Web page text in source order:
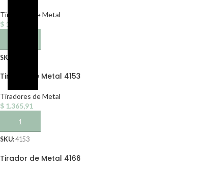
Tiradores de Metal
$ 1.365,91
SKU:
Tirador de Metal 4153
Tiradores de Metal
$ 1.365,91
AÑADIR AL CARRITO
SKU:4153
Tirador de Metal 4166